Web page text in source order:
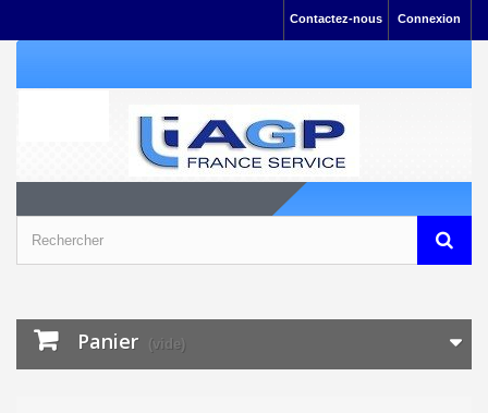
Connexion
Contactez-nous
Panier (vide)